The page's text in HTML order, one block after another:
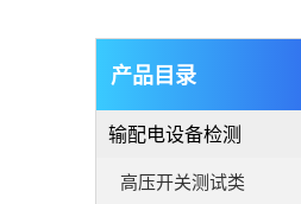
产品目录
输配电设备检测
高压开关测试类